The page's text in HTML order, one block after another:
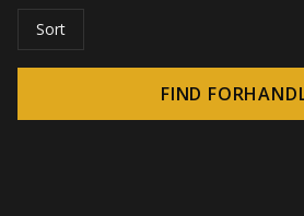
Sort
FIND